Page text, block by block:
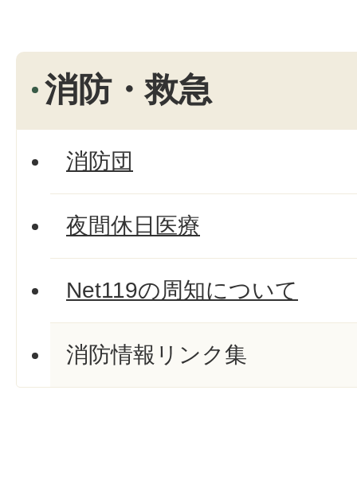
消防・救急
消防団
夜間休日医療
Net119の周知について
消防情報リンク集